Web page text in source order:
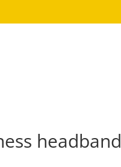
headband